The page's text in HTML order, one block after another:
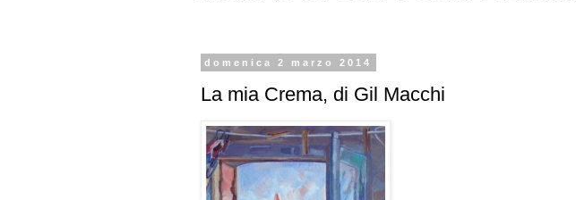
domenica 2 marzo 2014
La mia Crema, di Gil Macchi